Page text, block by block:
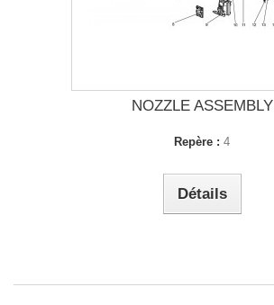
NOZZLE ASSEMBLY
Repère : 4
Détails